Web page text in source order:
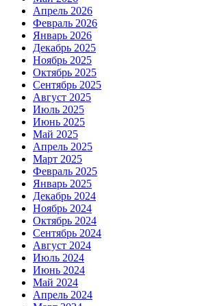
Апрель 2026
Февраль 2026
Январь 2026
Декабрь 2025
Ноябрь 2025
Октябрь 2025
Сентябрь 2025
Август 2025
Июль 2025
Июнь 2025
Май 2025
Апрель 2025
Март 2025
Февраль 2025
Январь 2025
Декабрь 2024
Ноябрь 2024
Октябрь 2024
Сентябрь 2024
Август 2024
Июль 2024
Июнь 2024
Май 2024
Апрель 2024